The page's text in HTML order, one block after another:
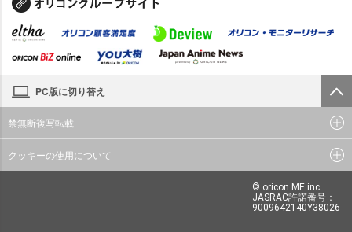
PC版に切り替え
禁無断複写転載
クッキーの使用について
© oricon ME inc.
JASRAC許諾番号：
9009642140Y38026